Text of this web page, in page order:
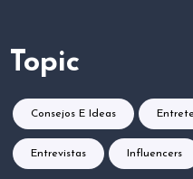
Topic
Consejos E Ideas
Entrevistas Influencers